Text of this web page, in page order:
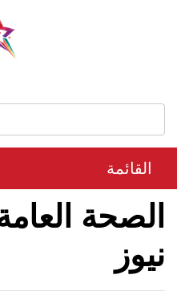
القائمة
الصحة
نيوز